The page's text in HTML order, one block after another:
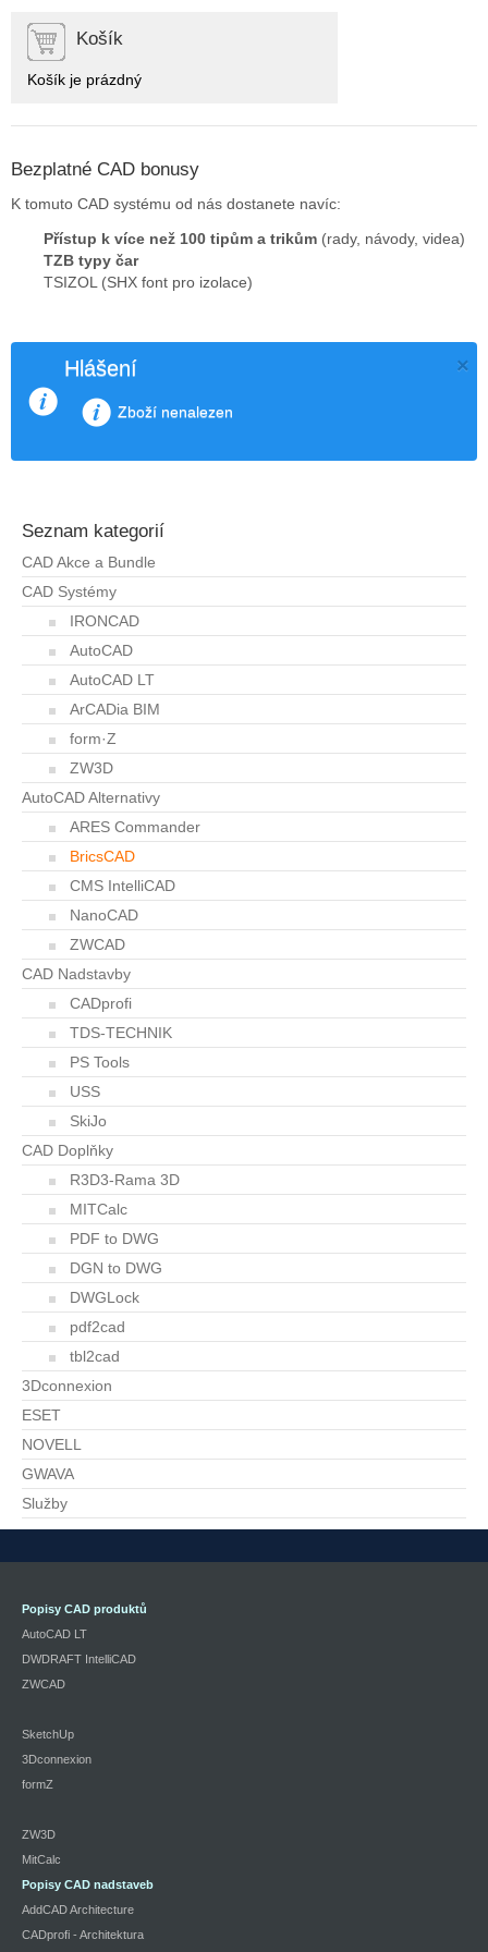
Košík
Košík je prázdný
Bezplatné CAD bonusy
K tomuto CAD systému od nás dostanete navíc:
Přístup k více než 100 tipům a trikům (rady, návody, videa)
TZB typy čar
TSIZOL (SHX font pro izolace)
×
Hlášení
Zboží nenalezen
Seznam kategorií
CAD Akce a Bundle
CAD Systémy
IRONCAD
AutoCAD
AutoCAD LT
ArCADia BIM
form·Z
ZW3D
AutoCAD Alternativy
ARES Commander
BricsCAD
CMS IntelliCAD
NanoCAD
ZWCAD
CAD Nadstavby
CADprofi
TDS-TECHNIK
PS Tools
USS
SkiJo
CAD Doplňky
R3D3-Rama 3D
MITCalc
PDF to DWG
DGN to DWG
DWGLock
pdf2cad
tbl2cad
3Dconnexion
ESET
NOVELL
GWAVA
Služby
Popisy CAD produktů
AutoCAD LT
DWDRAFT IntelliCAD
ZWCAD
SketchUp
3Dconnexion
formZ
ZW3D
MitCalc
Popisy CAD nadstaveb
AddCAD Architecture
CADprofi - Architektura